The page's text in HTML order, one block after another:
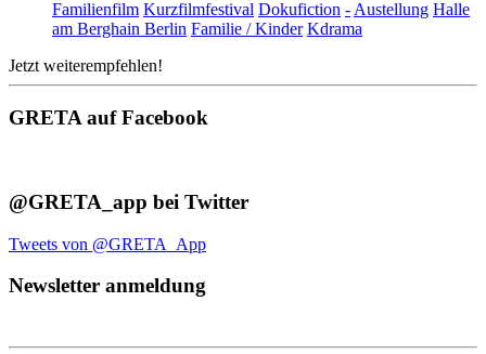
Familienfilm Kurzfilmfestival Dokufiction - Austellung Halle
am Berghain Berlin Familie / Kinder Kdrama
Jetzt weiterempfehlen!
GRETA auf Facebook
@GRETA_app bei Twitter
Tweets von @GRETA_App
Newsletter anmeldung